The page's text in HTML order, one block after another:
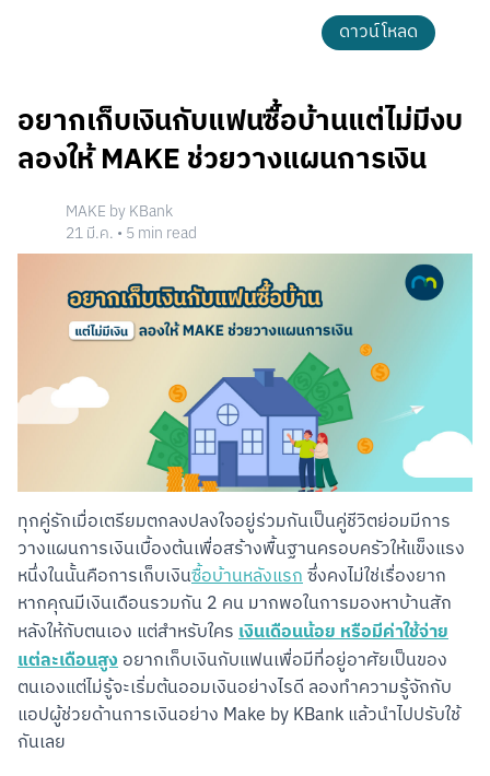
ดาวน์โหลด
อยากเก็บเงินกับแฟนซื้อบ้านแต่ไม่มีงบ
ลองให้ MAKE ช่วยวางแผนการเงิน
MAKE by KBank
21 มี.ค. • 5min read
ทุกคู่รักเมื่อเตรียมตกลงปลงใจอยู่ร่วมกันเป็นคู่ชีวิตย่อมมีการ
วางแผนการเงินเบื้องต้นเพื่อสร้างพื้นฐานครอบครัวให้แข็งแรง
หนึ่งในนั้นคือการเก็บเงินซื้อบ้านหลังแรก ซึ่งคงไม่ใช่เรื่องยาก
หากคุณมีเงินเดือนรวมกัน 2 คน มากพอในการมองหาบ้านสัก
หลังให้กับตนเอง แต่สำหรับใคร เงินเดือนน้อย หรือมีค่าใช้จ่าย
แต่ละเดือนสูง อยากเก็บเงินกับแฟนเพื่อมีที่อยู่อาศัยเป็นของ
ตนเองแต่ไม่รู้จะเริ่มต้นออมเงินอย่างไรดี ลองทำความรู้จักกับ
แอปผู้ช่วยด้านการเงินอย่าง Make by KBank แล้วนำไปปรับใช้
กันเลย